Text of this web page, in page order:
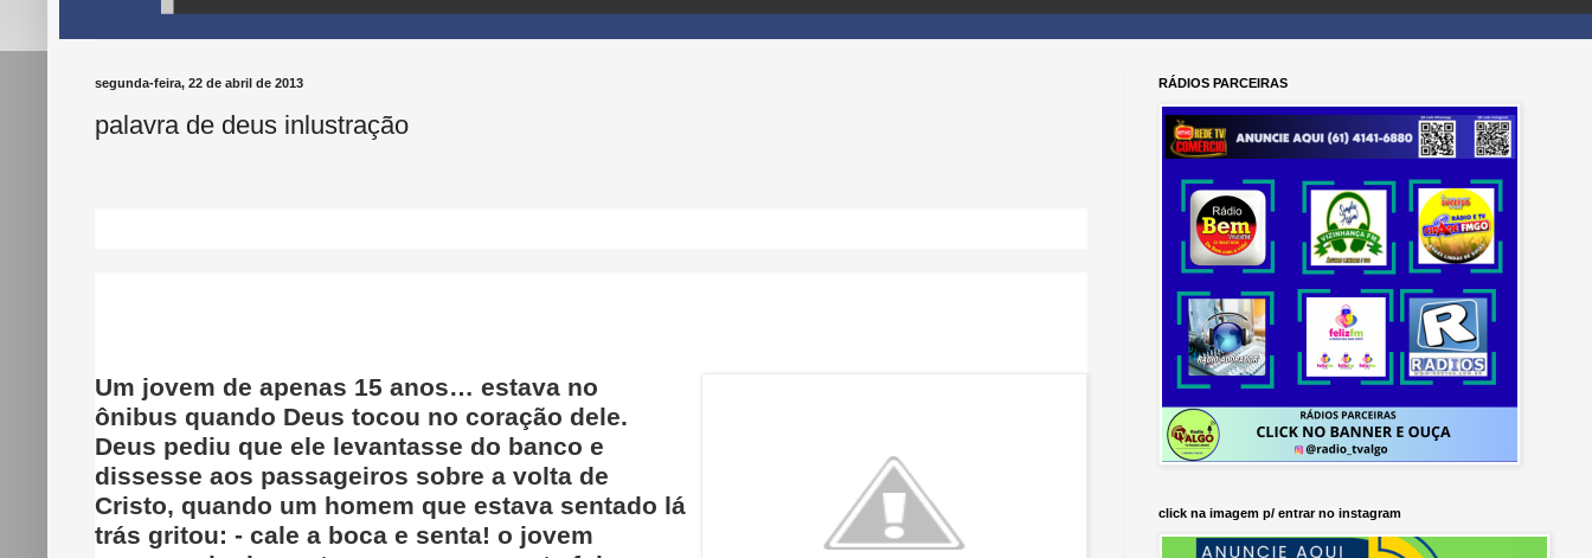
segunda-feira, 22 de abril de 2013
palavra de deus inlustração
Um jovem de apenas 15 anos… estava no
ônibus quando Deus tocou no coração dele.
Deus pediu que ele levantasse do banco e
dissesse aos passageiros sobre a volta de
Cristo, quando um homem que estava sentado lá
trás gritou: - cale a boca e senta! o jovem
RÁDIOS PARCEIRAS
click na imagem p/ entrar no instagram